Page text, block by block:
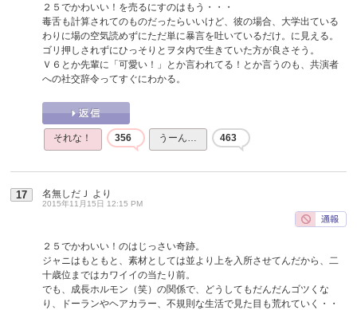
２５でかわいい！を売るにすのはもう・・・
毒舌も計算されてのものだったらいいけど、彼の場合、大学出ている
わりに場の空気読めずにただ単に暴言を吐いているだけ。に見える。
ゴリ押しされずにひっそりとヲタ内で生きていた方が良さそう。
Ｖ６とか先輩に「可愛い！」とか言われてる！とか言うのも、共演者
への社交辞令ってすぐにわかる。
それな！ 356 うーん… 463
17 名無しだＪ より
2015年11月15日 12:15 PM
２５でかわいい！のはじっさい奇跡。
ジャニはもともと、素材としては並より上を入所させてんだから、二
十歳位まではカワイイの当たり前。
でも、成長ホルモン（笑）の関係で、どうしてもだんだんゴツくな
り、ドーランやヘアカラー、不規則な生活で見た目も荒れていく・・